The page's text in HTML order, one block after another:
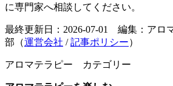
に専門家へ相談してください。
最終更新日：2026-07-01 編集：アロ
部（運営会社 /記事ポリシー）
アロマテラピー カテゴリー